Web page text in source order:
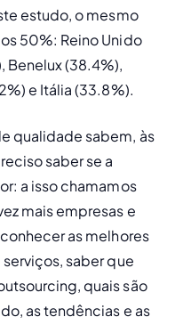
estudo, o mesmo
50%: Reino Unido
Benelux (38.4%),
e Itália (33.8%).
qualidade sabem, às
saber se a
concorrência está a fazer melhor: a isso chamamos
mais empresas e
as melhores
saber que
, quais são
as tendências e as